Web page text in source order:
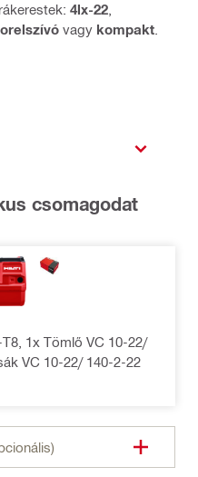
4lx-22
vagy kompakt
csomagodat
1x Tömlő VC 10-22/
VC 10-22/ 140-2-22